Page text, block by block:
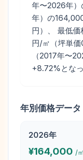
年〜2026年
年）の
円）、 最低
円/㎡（坪単
（2017年〜
+8.72%となっ
年別価格データ
2026年
¥164,000 /㎡